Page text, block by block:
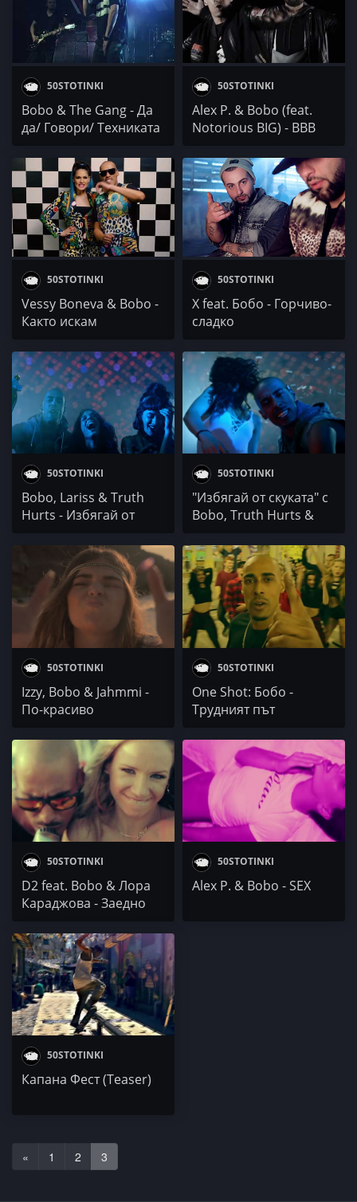
50STOTINKI
Bobo & The Gang - Да
да/ Говори/ Техниката
50STOTINKI
Alex P. & Bobo (feat.
Notorious BIG) - BBB
50STOTINKI
Vessy Boneva & Bobo -
Както искам
50STOTINKI
X feat. Бобо - Горчиво-
сладко
50STOTINKI
Bobo, Lariss & Truth
Hurts - Избягай от
50STOTINKI
"Избягай от скуката" с
Bobo, Truth Hurts &
50STOTINKI
Izzy, Bobо & Jahmmi -
По-красиво
50STOTINKI
One Shot: Бобо -
Трудният път
50STOTINKI
D2 feat. Bobo & Лора
Караджова - Заедно
50STOTINKI
Alex P. & Bobo - SEX
50STOTINKI
Капана Фест (Teaser)
« 1 2 3